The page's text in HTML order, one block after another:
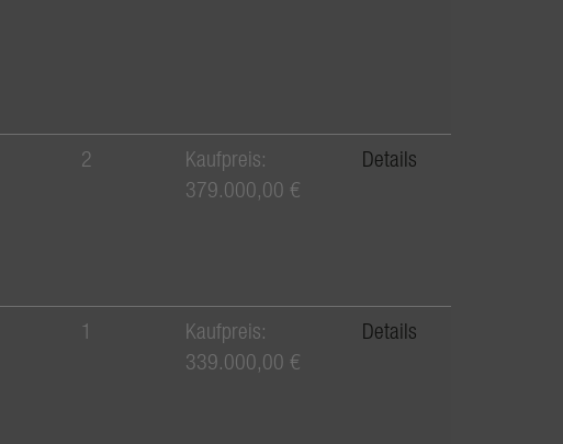
2
Kaufpreis:
379.000,00 €
Details
1
Kaufpreis:
339.000,00 €
Details